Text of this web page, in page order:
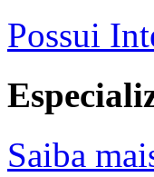
Possui
Saiba